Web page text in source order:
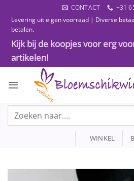
naar
inhoud
CONTACT
+31
Levering uit eigen voorraad | Diverse
betalen.
Kijk bij de koopjes voor erg
artikelen!
Zoeken
WINKEL